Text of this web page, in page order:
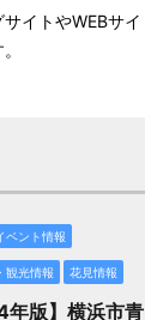
イトやWEBサイ
ベント情報
観光情報 花見情報
年版】横浜市青